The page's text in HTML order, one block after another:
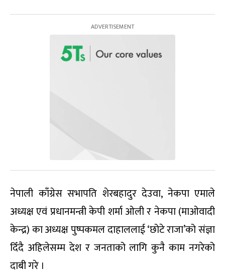
नेपाली काँग्रेस सभापति शेरबहादुर देउवा, नेकपा एमाले
अध्यक्ष एवं प्रधानमन्त्री केपी शर्मा ओली र नेकपा (माओवादी
केन्द्र) का अध्यक्ष पुष्पकमल दाहाललाई ‘छोटे राजा’को संज्ञा
दिँदै अहिलेसम्म देश र जनताको लागि कुनै काम नगरेको
दाबी गरे ।